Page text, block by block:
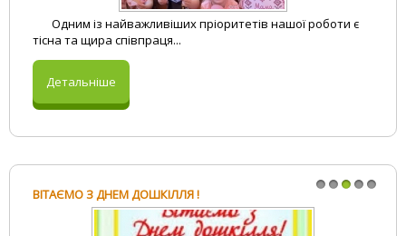
У нашому садочку «Дружба» панувала особлива
Детальніше
ВІТАЄМО З ДНЕМ ДОШКІЛЛЯ!